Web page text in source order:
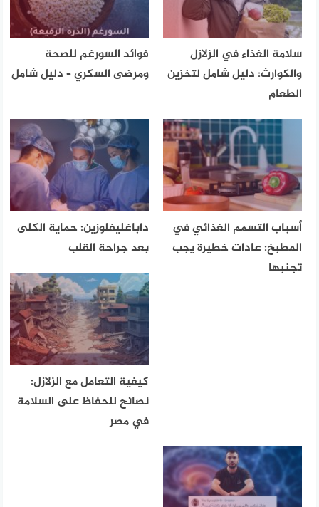
سلامة الغذاء في الزلازل
والكوارث: دليل شامل لتخزين
الطعام
فوائد السورغم للصحة
ومرضى السكري – دليل شامل
أسباب التسمم الغذائي في
المطبخ: عادات خطيرة يجب
تجنبها
داباغليفلوزين: حماية الكلى
بعد جراحة القلب
كيفية التعامل مع الزلازل:
نصائح للحفاظ على السلامة
في مصر